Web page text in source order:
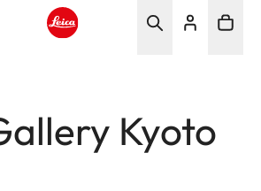
Kyoto